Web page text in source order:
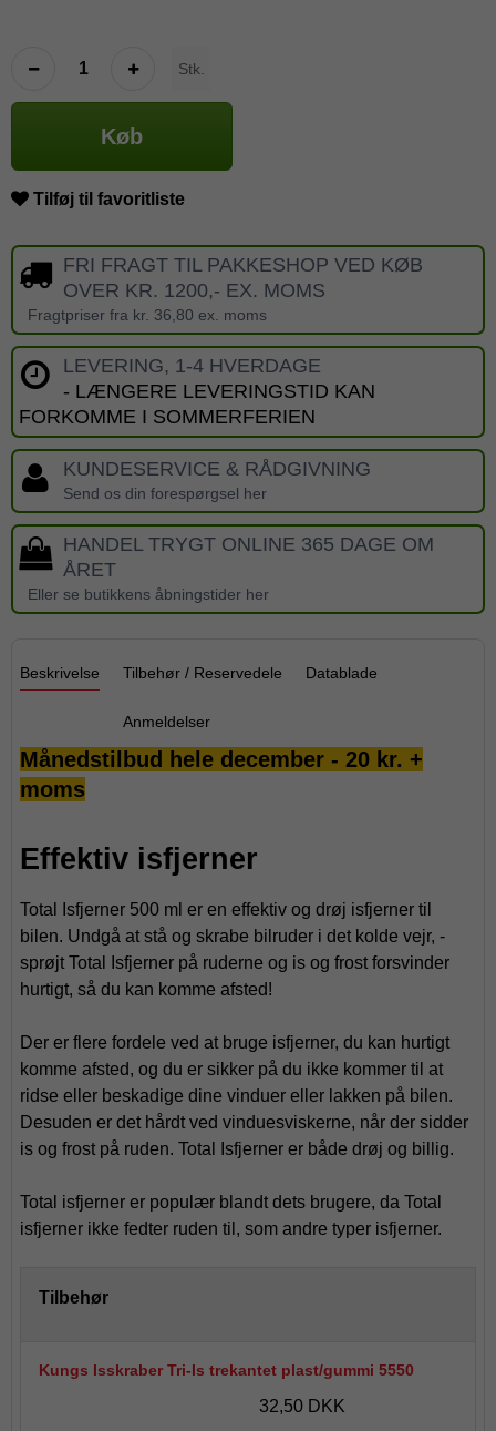
Stk.
Køb
Tilføj til favoritliste
FRI FRAGT TIL PAKKESHOP VED KØB
OVER KR. 1200,- EX. MOMS
Fragtpriser fra kr. 36,80 ex. moms
LEVERING, 1-4 HVERDAGE
- LÆNGERE LEVERINGSTID KAN
FORKOMME I SOMMERFERIEN
KUNDESERVICE & RÅDGIVNING
Send os din forespørgsel her
HANDEL TRYGT ONLINE 365 DAGE OM
ÅRET
Eller se butikkens åbningstider her
Beskrivelse Tilbehør / Reservedele Datablade
Anmeldelser
Månedstilbud hele december - 20 kr. +
moms
Effektiv isfjerner
Total Isfjerner 500 ml er en effektiv og drøj isfjerner til
bilen. Undgå at stå og skrabe bilruder i det kolde vejr, -
sprøjt Total Isfjerner på ruderne og is og frost forsvinder
hurtigt, så du kan komme afsted!
Der er flere fordele ved at bruge isfjerner, du kan hurtigt
komme afsted, og du er sikker på du ikke kommer til at
ridse eller beskadige dine vinduer eller lakken på bilen.
Desuden er det hårdt ved vinduesviskerne, når der sidder
is og frost på ruden. Total Isfjerner er både drøj og billig.
Total isfjerner er populær blandt dets brugere, da Total
isfjerner ikke fedter ruden til, som andre typer isfjerner.
Tilbehør
Kungs Isskraber Tri-Is trekantet plast/gummi 5550
32,50 DKK